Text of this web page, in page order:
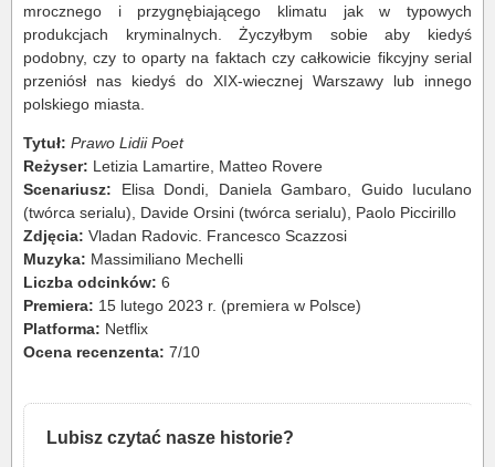
mrocznego i przygnębiającego klimatu jak w typowych
produkcjach kryminalnych. Życzyłbym sobie aby kiedyś
podobny, czy to oparty na faktach czy całkowicie fikcyjny serial
przeniósł nas kiedyś do XIX-wiecznej Warszawy lub innego
polskiego miasta.
Tytuł: Prawo Lidii Poet
Reżyser: Letizia Lamartire, Matteo Rovere
Scenariusz: Elisa Dondi, Daniela Gambaro, Guido Iuculano
(twórca serialu), Davide Orsini (twórca serialu), Paolo Piccirillo
Zdjęcia: Vladan Radovic. Francesco Scazzosi
Muzyka: Massimiliano Mechelli
Liczba odcinków: 6
Premiera: 15 lutego 2023 r. (premiera w Polsce)
Platforma: Netflix
Ocena recenzenta: 7/10
Lubisz czytać nasze historie?